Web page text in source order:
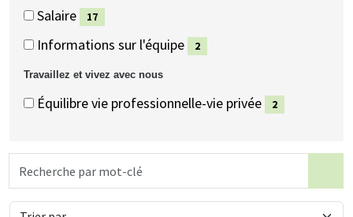
(135
éléments)
Salaire
(17
17
Informations sur l'équipe
(2
2
Travaillez et vivez avec nous
Travaillez
avec
nous
Travaillez
avec
nous
Équilibre vie professionnelle-vie privée
2
Recherche
par
mot-